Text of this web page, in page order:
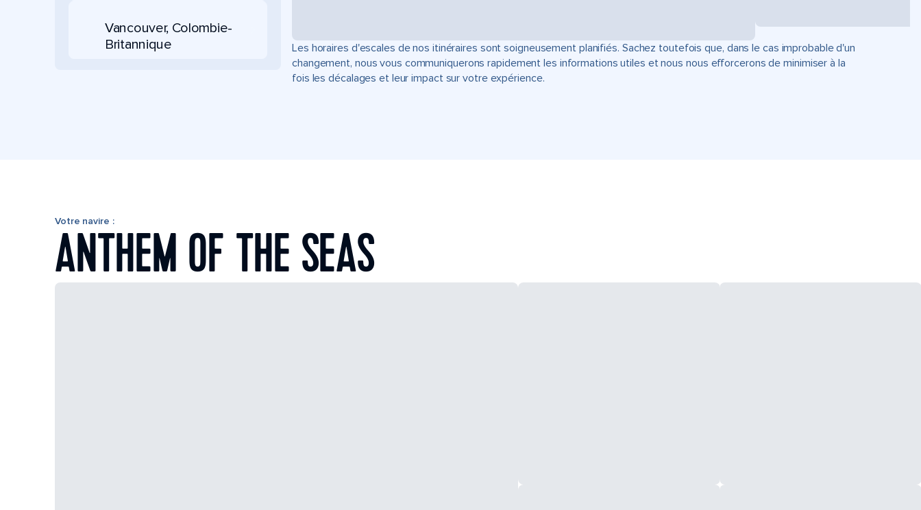
Vancouver, Colombie-
Britannique
Les horaires d'escales de nos itinéraires sont soigneusement planifiés. Sachez toutefois que, dans le cas improbable d'un
changement, nous vous communiquerons rapidement les informations utiles et nous nous efforcerons de minimiser à la
fois les décalages et leur impact sur votre expérience.
Votre navire :
ANTHEM OF THE SEAS